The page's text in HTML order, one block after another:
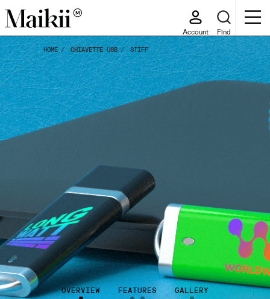
Account Find
HOME CHIAVETTE USB STIFF
OVERVIEW FEATURES GALLERY